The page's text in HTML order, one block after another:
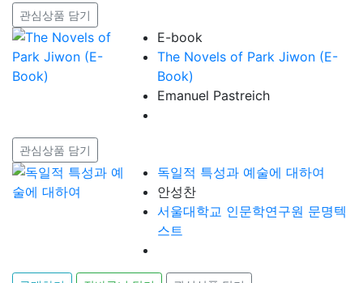
관심상품 담기
E-book
The Novels of Park Jiwon (E-
Book)
Emanuel Pastreich
관심상품 담기
독일적 특성과 예술에 대하여
안성찬
서울대학교 인문학연구원 문명텍
스트